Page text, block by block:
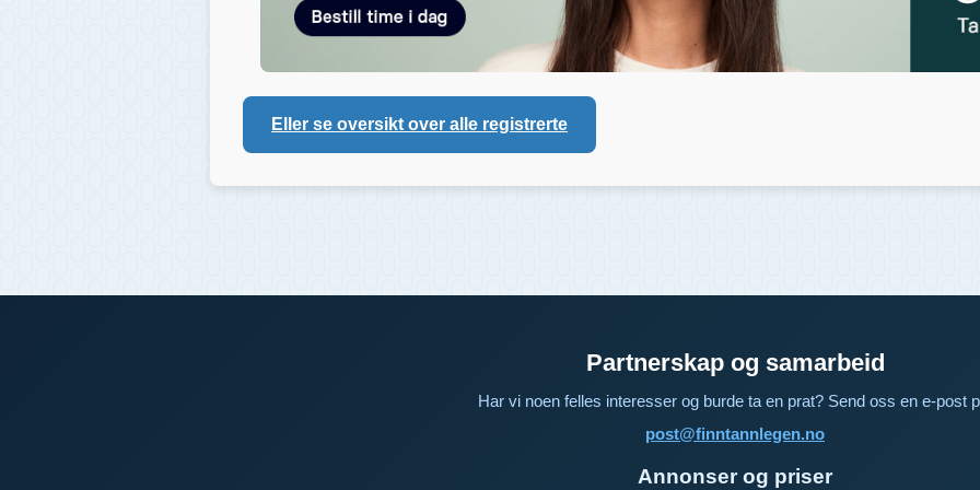
Eller se oversikt over alle registrerte
Partnerskap og samarbeid
Har vi noen felles interesser og burde ta en prat? Send oss en e-post
post@finntannlegen.no
Annonser og priser